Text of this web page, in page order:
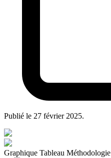
Publié le 27 février 2025.
Graphique Tableau Méthodologie